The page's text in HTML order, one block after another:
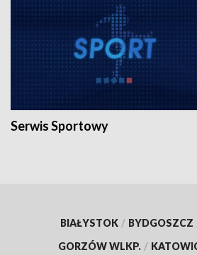
Serwis Sportowy
BIAŁYSTOK / BYDGOSZCZ
GORZÓW WLKP. /